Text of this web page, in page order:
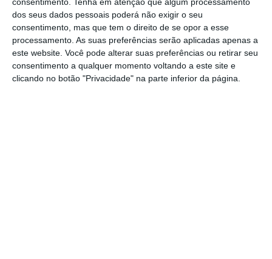
consentimento. Tenha em atenção que algum processamento
dos seus dados pessoais poderá não exigir o seu
consentimento, mas que tem o direito de se opor a esse
processamento. As suas preferências serão aplicadas apenas a
este website. Você pode alterar suas preferências ou retirar seu
consentimento a qualquer momento voltando a este site e
clicando no botão "Privacidade" na parte inferior da página.
(inicialmente previsto para ser apresentado
em junho), Draghi instou o bloco a
desenvolver tecnologias avançadas, criar um
plano para cumprir os seus objetivos em
matéria do clima e a reforçar a defesa e a